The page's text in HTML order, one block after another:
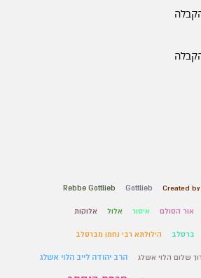
Created
Gottlieb
Rebbe Gottlieb
אור הסולם איסור אלול אלוקות
ברסלב הילולתא רבי נחמן מברסלב
שלום הלוי אשלג הרב יהודה לייב הלוי אשלג